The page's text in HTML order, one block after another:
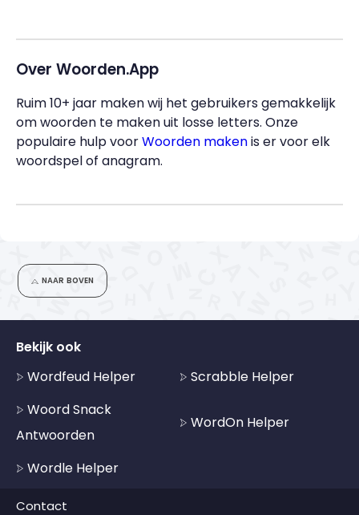
Over Woorden.App
Ruim 10+ jaar maken wij het gebruikers gemakkelijk
om woorden te maken uit losse letters. Onze
populaire hulp voorWoorden makenis er voor elk
woordspel of anagram.
NAAR BOVEN
Bekijk ook
Wordfeud Helper
Scrabble Helper
Woord Snack
Antwoorden
WordOn Helper
Wordle Helper
Contact